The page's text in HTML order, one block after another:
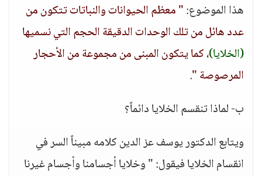
هذا الموضوع:" معظم الحيوانات والنباتات تتكون من
عدد هائل من تلك الوحدات الدقيقة الحجم التي نسميها
(الخلايا)، كما يتكون المبنى من مجموعة من الأحجار
المرصوصة ".
ب- لماذا تنقسم الخلايا دائماً؟
ويتابع الدكتور يوسف عز الدين كلامه مبيناً السر في
انقسام الخلايا فيقول: " وخلايا أجسامنا وأجسام غيرنا